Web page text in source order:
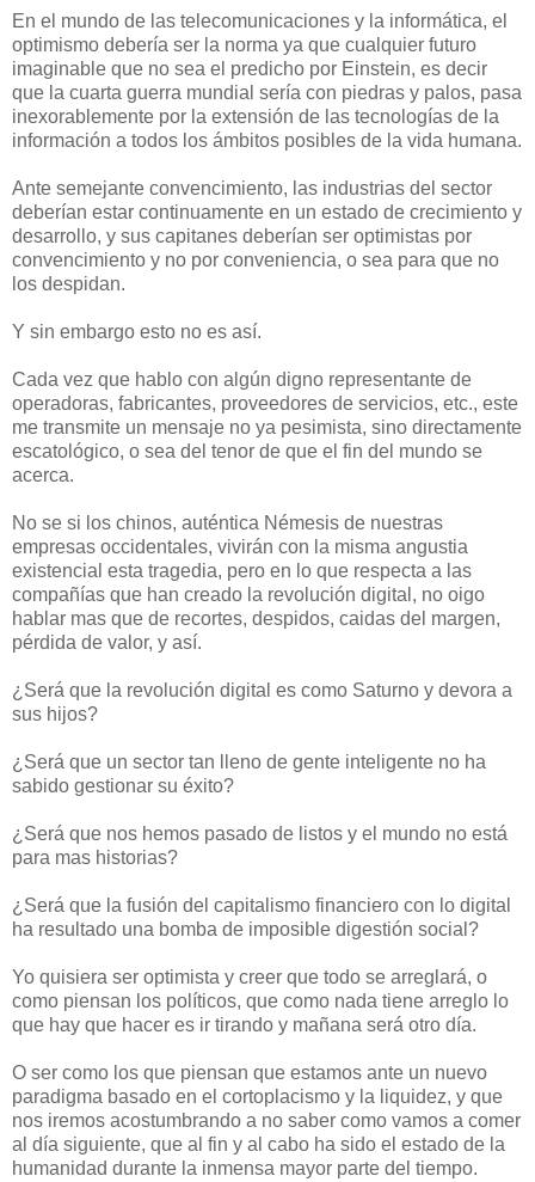
En el mundo de las telecomunicaciones y la informática, el
optimismo debería ser la norma ya que cualquier futuro
imaginable que no sea el predicho por Einstein, es decir
que la cuarta guerra mundial sería con piedras y palos, pasa
inexorablemente por la extensión de las tecnologías de la
información a todos los ámbitos posibles de la vida humana.
Ante semejante convencimiento, las industrias del sector
deberían estar continuamente en un estado de crecimiento y
desarrollo, y sus capitanes deberían ser optimistas por
convencimiento y no por conveniencia, o sea para que no
los despidan.
Y sin embargo esto no es así.
Cada vez que hablo con algún digno representante de
operadoras, fabricantes, proveedores de servicios, etc., este
me transmite un mensaje no ya pesimista, sino directamente
escatológico, o sea del tenor de que el fin del mundo se
acerca.
No se si los chinos, auténtica Némesis de nuestras
empresas occidentales, vivirán con la misma angustia
existencial esta tragedia, pero en lo que respecta a las
compañías que han creado la revolución digital, no oigo
hablar mas que de recortes, despidos, caidas del margen,
pérdida de valor, y así.
¿Será que la revolución digital es como Saturno y devora a
sus hijos?
¿Será que un sector tan lleno de gente inteligente no ha
sabido gestionar su éxito?
¿Será que nos hemos pasado de listos y el mundo no está
para mas historias?
¿Será que la fusión del capitalismo financiero con lo digital
ha resultado una bomba de imposible digestión social?
Yo quisiera ser optimista y creer que todo se arreglará, o
como piensan los políticos, que como nada tiene arreglo lo
que hay que hacer es ir tirando y mañana será otro día.
O ser como los que piensan que estamos ante un nuevo
paradigma basado en el cortoplacismo y la liquidez, y que
nos iremos acostumbrando a no saber como vamos a comer
al día siguiente, que al fin y al cabo ha sido el estado de la
humanidad durante la inmensa mayor parte del tiempo.